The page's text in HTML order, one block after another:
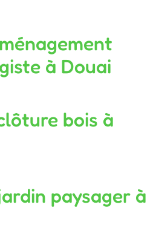
à Douai
bois à
paysager à